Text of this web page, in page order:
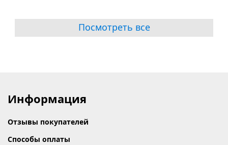
Посмотреть все
Информация
Отзывы покупателей
Способы оплаты